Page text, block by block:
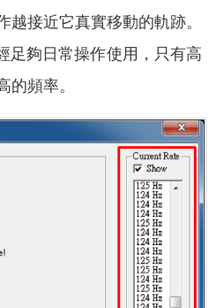
越接近它真實移動的軌跡。
足夠日常操作使用，只有高
的頻率。